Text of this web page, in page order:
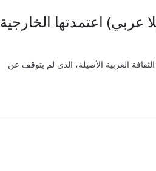
2): مدرسة (يلا عربي) اعتمدتها الخارجية
العربية الأصيلة، الذي لم يتوقف عن